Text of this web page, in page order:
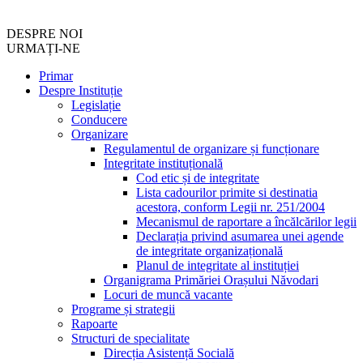
DESPRE NOI
URMAȚI-NE
Primar
Despre Instituție
Legislație
Conducere
Organizare
Regulamentul de organizare și funcționare
Integritate instituțională
Cod etic și de integritate
Lista cadourilor primite si destinatia
acestora, conform Legii nr. 251/2004
Mecanismul de raportare a încălcărilor legii
Declarația privind asumarea unei agende
de integritate organizațională
Planul de integritate al instituției
Organigrama Primăriei Orașului Năvodari
Locuri de muncă vacante
Programe și strategii
Rapoarte
Structuri de specialitate
Direcția Asistență Socială